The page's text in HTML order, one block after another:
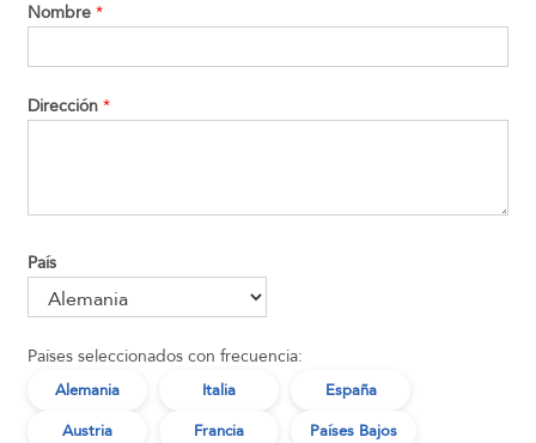
Nombre *
Dirección *
País
Países seleccionados con frecuencia:
Alemania Italia
España
Austria
Francia Países Bajos